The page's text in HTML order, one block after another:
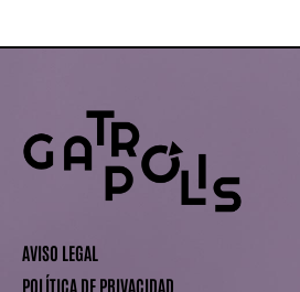
AVISO LEGAL
POLÍTICA DE PRIVACIDAD